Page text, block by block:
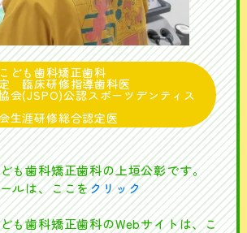
ども歯科矯正歯科
臨床研修指導歯科医
会(JSPO)公認スポーツデンティス
生涯研修総合認定医
も歯科矯正歯科の上垣公彰です。
ルは、ここをクリック
歯科矯正歯科のWebサイトは、こ